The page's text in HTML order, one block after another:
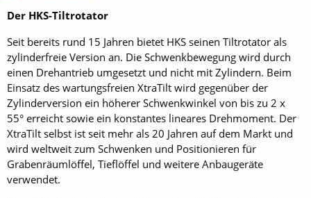
Der HKS-Tiltrotator
Seit bereits rund 15 Jahren bietet HKS seinen Tiltrotator als
zylinderfreie Version an. Die Schwenkbewegung wird durch
einen Drehantrieb umgesetzt und nicht mit Zylindern. Beim
Einsatz des wartungsfreien XtraTilt wird gegenüber der
Zylinderversion ein höherer Schwenkwinkel von bis zu 2 x
55° erreicht sowie ein konstantes lineares Drehmoment. Der
XtraTilt selbst ist seit mehr als 20 Jahren auf dem Markt und
wird weltweit zum Schwenken und Positionieren für
Grabenräumlöffel, Tieflöffel und weitere Anbaugeräte
verwendet.